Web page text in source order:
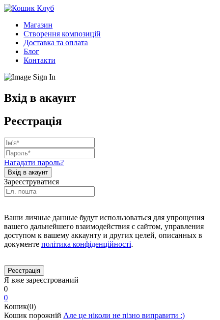
Магазин
Створення композицій
Доставка та оплата
Блог
Контакти
Вхід в акаунт
Реєстрація
Нагадати пароль?
Зареєструватися
Ваши личные данные будут использоваться для упрощения
вашего дальнейшего взаимодействия с сайтом, управления
доступом к вашему аккаунту и других целей, описанных в
документе політика конфіденційності.
Я вже зареєстрований
0
0
Кошик(0)
Кошик порожній Але це ніколи не пізно виправити :)